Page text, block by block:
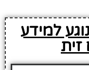
למידע
זית